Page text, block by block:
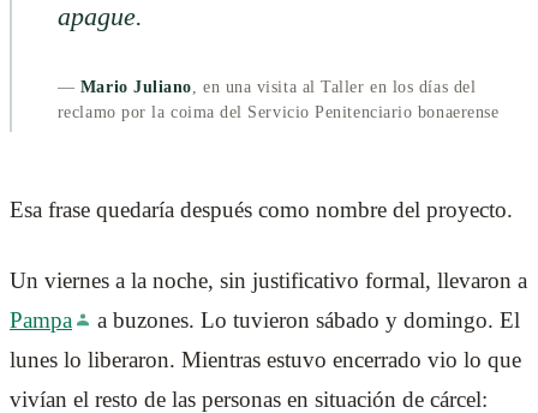
apague.
— Mario Juliano, en una visita al Taller en los días del
reclamo por la coima del Servicio Penitenciario bonaerense
Esa frase quedaría después como nombre del proyecto.
Un viernes a la noche, sin justificativo formal, llevaron a
Pampa
a buzones. Lo tuvieron sábado y domingo. El
lunes lo liberaron. Mientras estuvo encerrado vio lo que
vivían el resto de las personas en situación de cárcel: